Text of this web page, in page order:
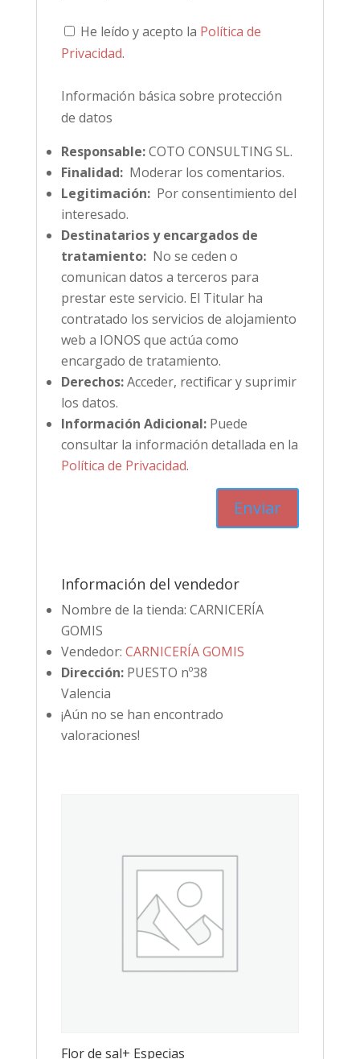
He leído y acepto la Política de
Privacidad.
Información básica sobre protección
de datos
Responsable:COTO CONSULTING SL.
Finalidad:Moderar los comentarios.
Legitimación:Por consentimiento del
interesado.
Destinatarios y encargados de
tratamiento:No se ceden o
comunican datos a terceros para
prestar este servicio. El Titular ha
contratado los servicios de alojamiento
web a IONOS que actúa como
encargado de tratamiento.
Derechos:Acceder, rectificar y suprimir
los datos.
Información Adicional:Puede
consultar la información detallada en la
Política de Privacidad.
Información del vendedor
Nombre de la tienda: CARNICERÍA
GOMIS
Vendedor: CARNICERÍA GOMIS
Dirección: PUESTO nº38
Valencia
¡Aún no se han encontrado
valoraciones!
Flor de sal+ Especias